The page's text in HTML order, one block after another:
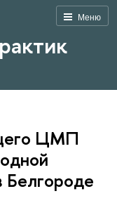
Меню
ЦМП
Белгороде